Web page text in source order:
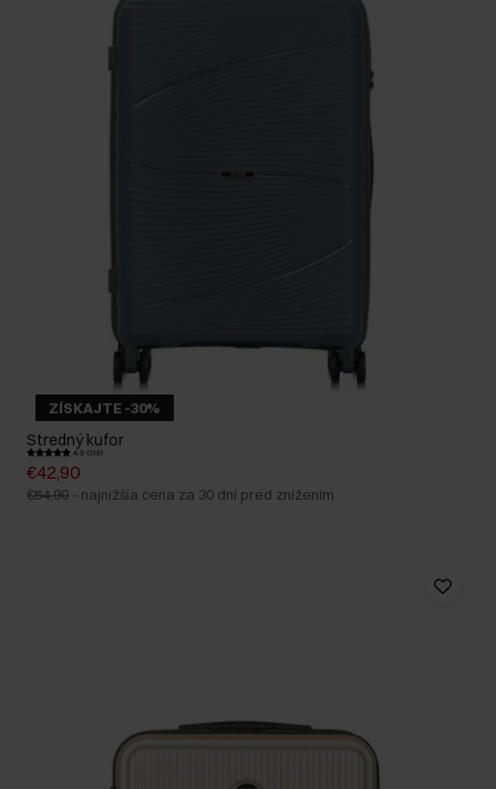
ZÍSKAJTE -30%
Stredný kufor
4.9 (318)
€42,90
€54,90 - najnižšia cena za 30 dní pred znížením